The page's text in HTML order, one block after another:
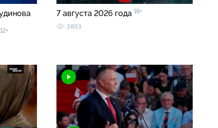
12+
7 августа 2026 года 16+
3893